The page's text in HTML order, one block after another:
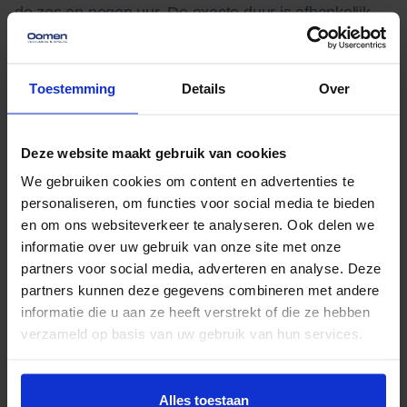
Toestemming Details Over
Deze website maakt gebruik van cookies
We gebruiken cookies om content en advertenties te
personaliseren, om functies voor social media te bieden
en om ons websiteverkeer te analyseren. Ook delen we
informatie over uw gebruik van onze site met onze
partners voor social media, adverteren en analyse. Deze
partners kunnen deze gegevens combineren met andere
informatie die u aan ze heeft verstrekt of die ze hebben
verzameld op basis van uw gebruik van hun services.
Alles toestaan
de zes en negen uur. De exacte duur is afhankelijk
van de omvang van je inboedel en de bereikbaarheid
Ja. Je spullen worden direct bij je thuis in een
verzegelde container geladen en veilig opgeslagen in
onze geconditioneerde opslaglocatie.
Kan ik ook in het weekend verhuizen?
Ja, dat is mogelijk. Weekendverhuizingen zijn vaak